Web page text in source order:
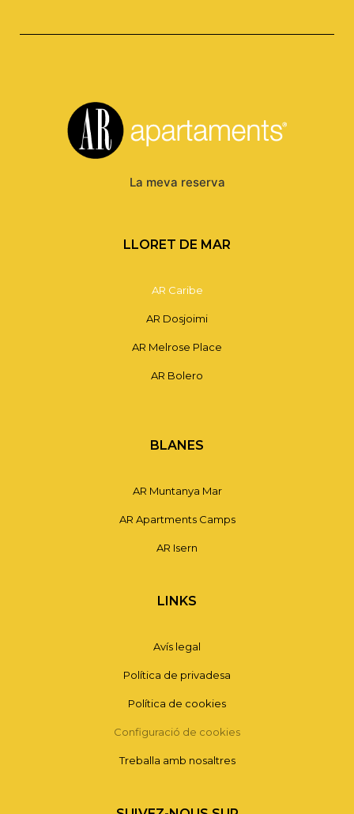
La meva reserva
LLORET DE MAR
AR Caribe
AR Dosjoimi
AR Melrose Place
AR Bolero
BLANES
AR Muntanya Mar
AR Apartments Camps
AR Isern
LINKS
Avís legal
Política de privadesa
Política de cookies
Configuració de cookies
Treballa amb nosaltres